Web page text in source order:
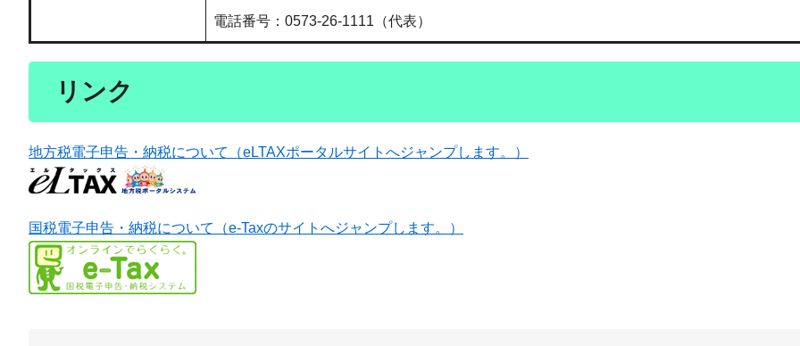
電話番号：0573-26-1111（代表）
リンク
地方税電子申告・納税について（eLTAXポータルサイトへジャンプします。）
国税電子申告・納税について（e-Taxのサイトへジャンプします。）